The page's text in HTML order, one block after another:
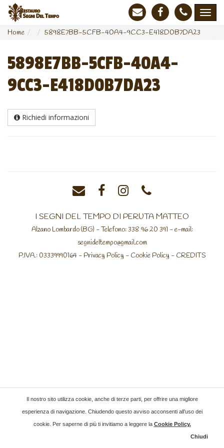
Home 5898E7BB-5CFB-40A4-9CC3-E418D0B7DA23
5898E7BB-5CFB-40A4-
9CC3-E418D0B7DA23
Richiedi informazioni
I SEGNI DEL TEMPO DI PERUTA MATTEO
Alzano Lombardo (BG) - Telefono: 338 96 20 391 - e-mail:
segnideltempo@gmail.com
P.IVA.: 03339990164 - Privacy Policy - Cookie Policy - CREDITS
Il nostro sito utilizza cookie, anche di terze parti, per offrire una migliore
esperienza di navigazione. Chiudendo questo avviso acconsenti all’uso dei
cookie. Per saperne di più ti invitiamo a leggere la Cookie Policy.
Chiudi